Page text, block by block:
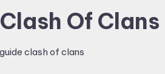
Of Clans
guide clash of clans